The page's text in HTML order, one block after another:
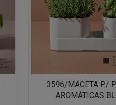
3596/MACETA P/
AROMÁTICAS